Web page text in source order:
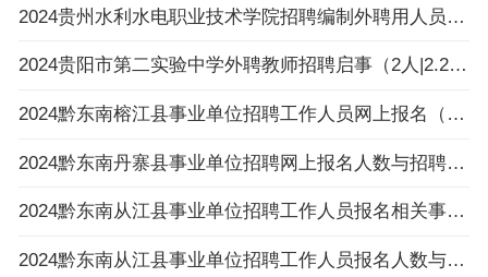
2024贵州水利水电职业技术学院招聘编制外聘用人员面试名单公告
2024贵阳市第二实验中学外聘教师招聘启事（2人|2.26-3.4报名）
2024黔东南榕江县事业单位招聘工作人员网上报名（以缴费为准）不足3:1比例岗位一览表（截止
2024黔东南丹寨县事业单位招聘网上报名人数与招聘岗位计划人数达不到3:1比例岗位公示
2024黔东南从江县事业单位招聘工作人员报名相关事项温馨提示
2024黔东南从江县事业单位招聘工作人员报名人数与招聘岗位计划人数达不到3：1比例岗位（以